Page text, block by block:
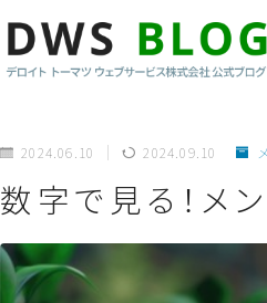
2024.06.10 2024.09.10
数字で見る！メ